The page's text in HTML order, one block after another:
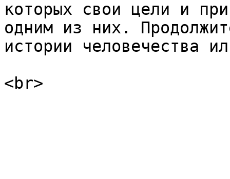
которых свои цели и
одним из них.
истории человечества